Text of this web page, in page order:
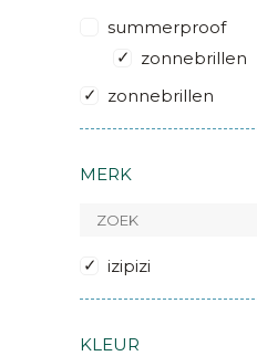
summerproof
zonnebrillen
zonnebrillen
MERK
izipizi
KLEUR